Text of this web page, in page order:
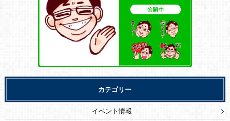
カテゴリー
イベント情報